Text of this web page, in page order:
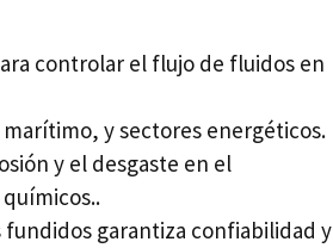
controlar el flujo de fluidos en
y sectores energéticos.
y el desgaste en el
garantiza confiabilidad y